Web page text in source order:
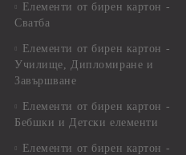
Елементи от бирен картон -
Сватба
Елементи от бирен картон -
Училище, Дипломиране и
Завършване
Елементи от бирен картон -
Бебшки и Детски елементи
Елементи от бирен картон -